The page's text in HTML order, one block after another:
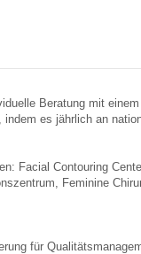
Beratung mit
es jährlich an
Facial Contouring
Feminine
für